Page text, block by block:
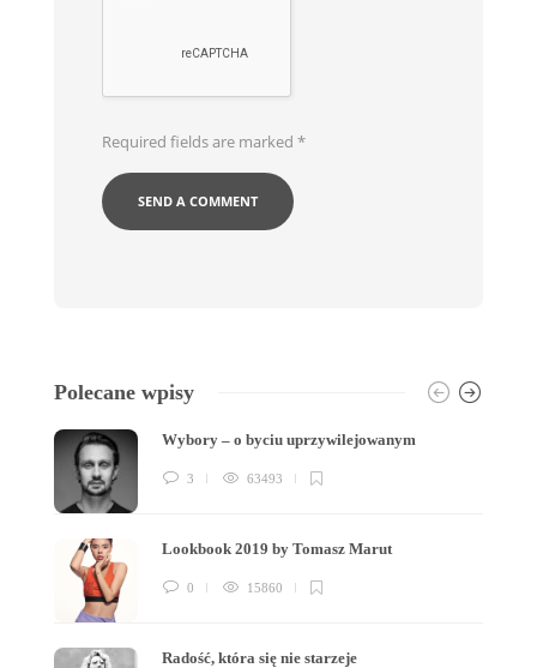
Required fields are marked *
Polecane wpisy
Wybory – o byciu uprzywilejowanym
3 63493
Lookbook 2019 by Tomasz Marut
0 15860
Radość, która się nie starzeje